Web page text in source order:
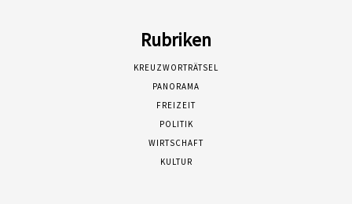
Rubriken
KREUZWORTRÄTSEL
PANORAMA
FREIZEIT
POLITIK
WIRTSCHAFT
KULTUR